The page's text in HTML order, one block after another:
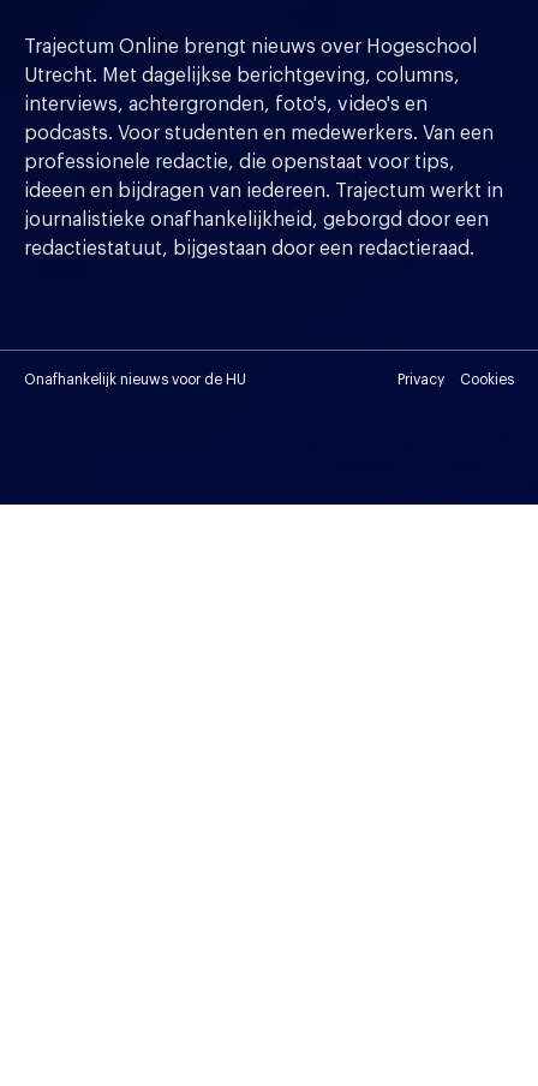
Trajectum Online brengt nieuws over Hogeschool
Utrecht. Met dagelijkse berichtgeving, columns,
interviews, achtergronden, foto's, video's en
podcasts. Voor studenten en medewerkers. Van een
professionele redactie, die openstaat voor tips,
ideeen en bijdragen van iedereen. Trajectum werkt in
journalistieke onafhankelijkheid, geborgd door een
redactiestatuut, bijgestaan door een redactieraad.
Onafhankelijk nieuws voor de HU Privacy Cookies